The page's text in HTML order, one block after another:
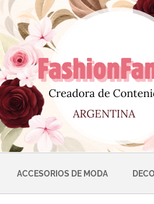
ACCESORIOS DE MODA DECO